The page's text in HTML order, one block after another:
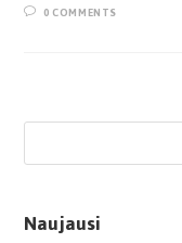
0 COMMENTS
Naujausi